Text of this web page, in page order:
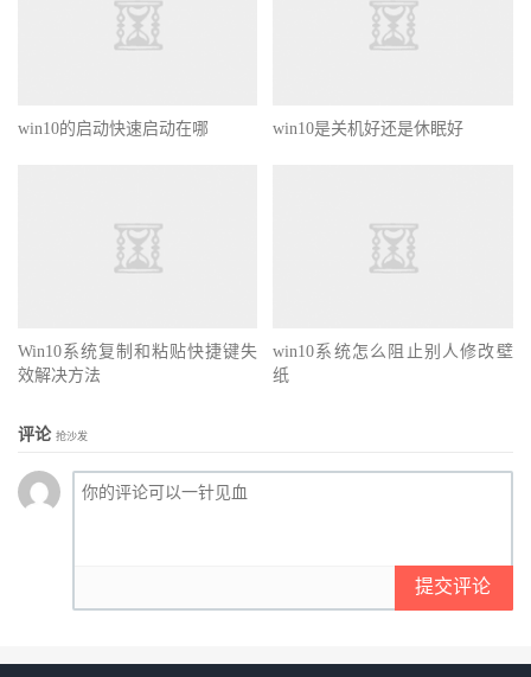
win10的启动快速启动在哪 win10是关机好还是休眠好
Win10系统复制和粘贴快捷键失
效解决方法
win10系统怎么阻止别人修改壁
纸
评论 抢沙发
提交评论